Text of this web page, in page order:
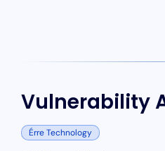
Vulnerability
Érre Technology